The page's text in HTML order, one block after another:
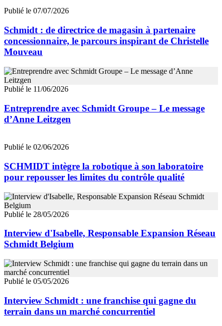
Publié le 07/07/2026
Schmidt : de directrice de magasin à partenaire
concessionnaire, le parcours inspirant de Christelle
Mouveau
Publié le 11/06/2026
Entreprendre avec Schmidt Groupe – Le message
d’Anne Leitzgen
Publié le 02/06/2026
SCHMIDT intègre la robotique à son laboratoire
pour repousser les limites du contrôle qualité
Publié le 28/05/2026
Interview d'Isabelle, Responsable Expansion Réseau
Schmidt Belgium
Publié le 05/05/2026
Interview Schmidt : une franchise qui gagne du
terrain dans un marché concurrentiel